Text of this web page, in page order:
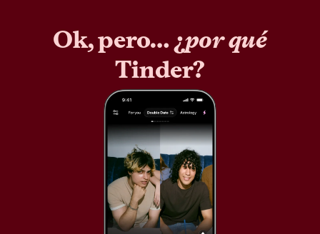
Ok, pero… ¿por qué
Tinder?